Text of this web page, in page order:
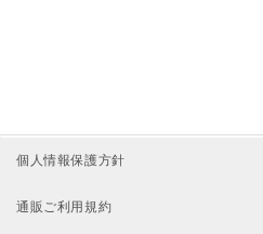
個人情報保護方針
通販ご利用規約